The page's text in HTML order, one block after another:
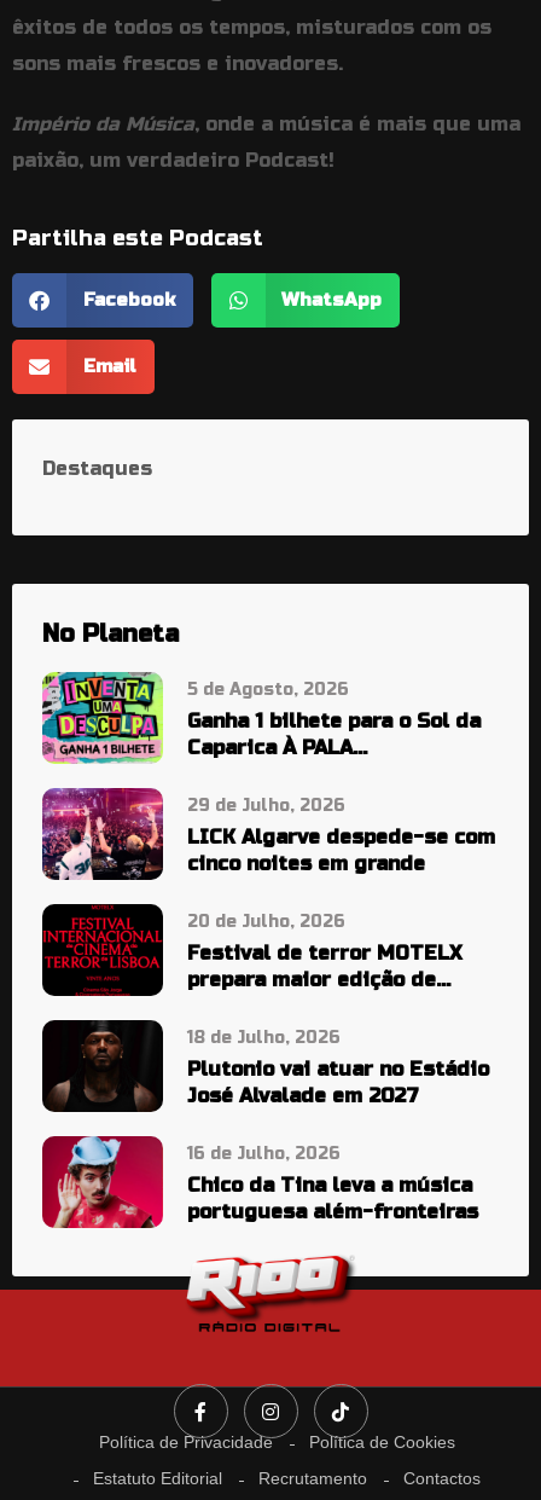
êxitos de todos os tempos, misturados com os
sons mais frescos e inovadores.
Império da Música, onde a música é mais que uma
paixão, um verdadeiro Podcast!
Partilha este Podcast
Facebook WhatsApp
Email
Destaques
No Planeta
5 de Agosto, 2026
Ganha 1 bilhete para o Sol da
Caparica À PALA…
29 de Julho, 2026
LICK Algarve despede-se com
cinco noites em grande
20 de Julho, 2026
Festival de terror MOTELX
prepara maior edição de
18 de Julho, 2026
Plutonio vai atuar no Estádio
José Alvalade em 2027
16 de Julho, 2026
Chico da Tina leva a música
portuguesa além-fronteiras
Política de Privacidade
Política de Cookies
Estatuto Editorial
Recrutamento Contactos